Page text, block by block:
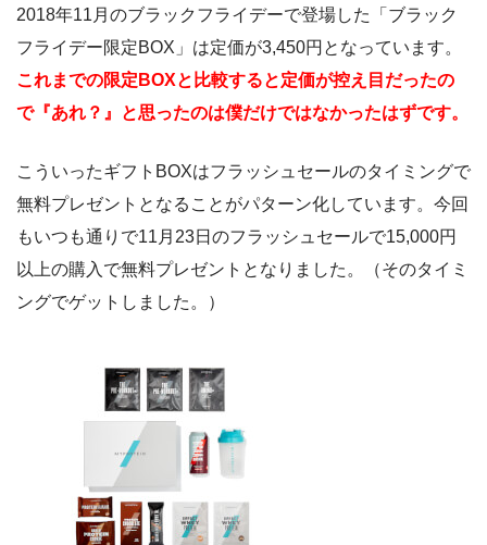
2018年11月のブラックフライデーで登場した「ブラック
フライデー限定BOX」は定価が3,450円となっています。
これまでの限定BOXと比較すると定価が控え目だったの
で『あれ？』と思ったのは僕だけではなかったはずです。
こういったギフトBOXはフラッシュセールのタイミングで
無料プレゼントとなることがパターン化しています。今回
もいつも通りで11月23日のフラッシュセールで15,000円
以上の購入で無料プレゼントとなりました。（そのタイミ
ングでゲットしました。）